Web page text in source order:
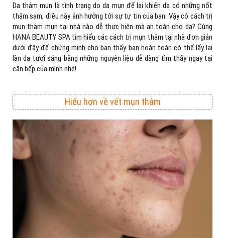
Da thâm mụn là tình trạng do da mụn để lại khiến da có những nốt
thâm sạm, điều này ảnh hưởng tới sự tự tin của bạn. Vậy có cách trị
mụn thâm mụn tại nhà nào dễ thực hiện mà an toàn cho da? Cùng
HANA BEAUTY SPA tìm hiểu các cách trị mụn thâm tại nhà đơn giản
dưới đây để chứng minh cho bạn thấy bạn hoàn toàn có thể lấy lại
làn da tươi sáng bằng những nguyên liệu dễ dàng tìm thấy ngay tại
căn bếp của mình nhé!
Hiểu hơn về vết mụn thâm